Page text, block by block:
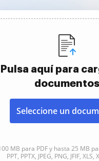
Pulsa aquí para
documentos
Seleccione un
MB para PDF y hasta 25 MB
PPT, PPTX, JPEG, PNG, JFIF, XLS,